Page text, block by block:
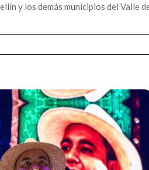
y los demás municipios del Valle